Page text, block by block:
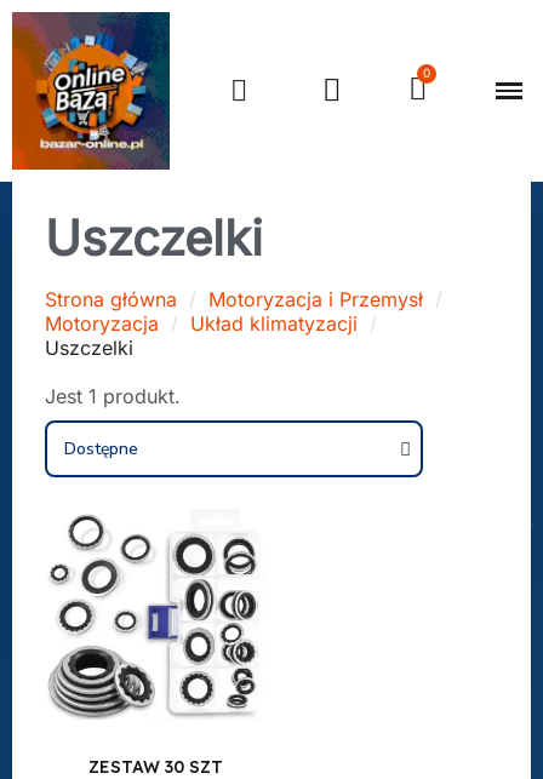
Uszczelki
Strona główna
Motoryzacja i Przemysł
Motoryzacja
Układ klimatyzacji
Uszczelki
Jest 1 produkt.
ZESTAW 30 SZT